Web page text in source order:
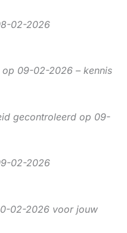
02-2026
09-02-2026 – kennis
gecontroleerd op 09-
02-2026
02-2026 voor jouw